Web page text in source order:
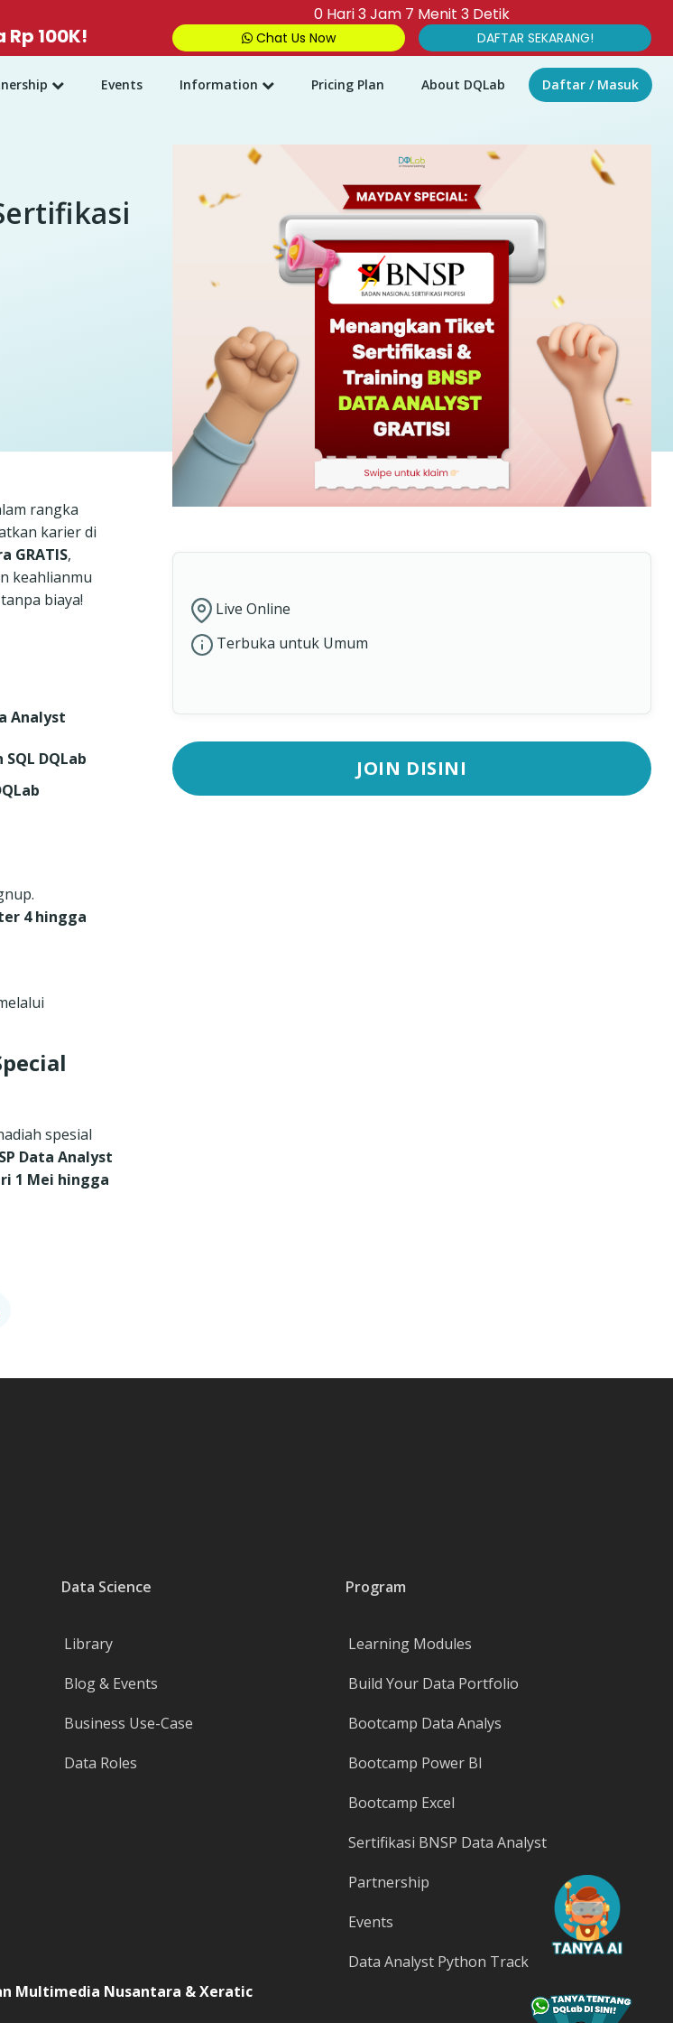
Rp 100K!
0 Hari3Jam 7 Menit2 Detik
Chat Us Now DAFTAR SEKARANG!
Events Information Pricing Plan About DQLab Daftar / Masuk
rangka
karier di
GRATIS,
keahlianmu
biaya!
Analyst
DQLab
.
4 hingga
spesial
Data Analyst
1 Mei hingga
Live Online
Terbuka untuk Umum
JOIN DISINI
Data Science
Library
Blog & Events
Business Use-Case
Data Roles
Program
Learning Modules
Build Your Data Portfolio
Bootcamp Data Analys
Bootcamp Power BI
Bootcamp Excel
Sertifikasi BNSP Data Analyst
Partnership
Events
Data Analyst Python Track
Multimedia Nusantara & Xeratic